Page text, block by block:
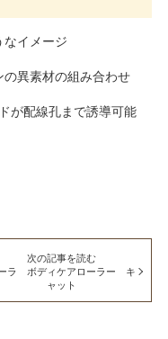
なイメージ
異素材の組み合わせ
が配線孔まで誘導可能
次の記事を読む
ラ ボディケアローラー キ
ャット